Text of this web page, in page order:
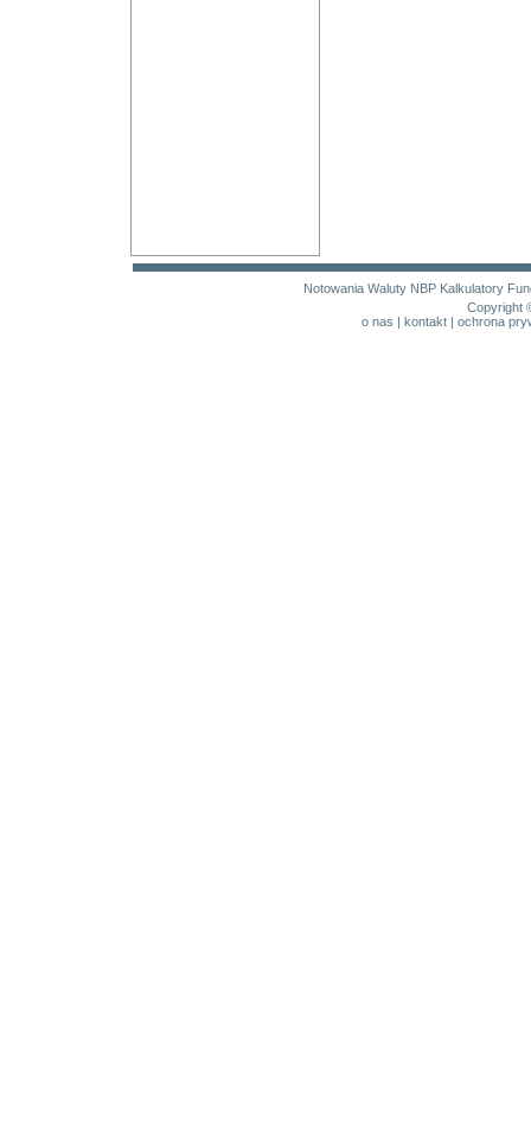
Notowania Waluty NBP Kalkulatory
Copyright
o nas | kontakt| ochrona